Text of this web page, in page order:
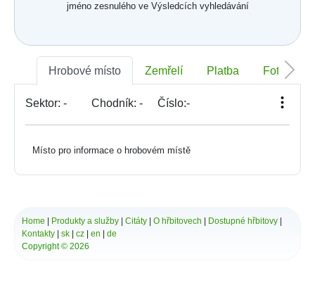
jméno zesnulého ve Výsledcích vyhledávání
Hrobové místo Zemřelí Platba Foto
Sektor: - Chodník: - Číslo:-
Místo pro informace o hrobovém místě
Home Produkty a služby Citáty O hřbitovech Dostupné hřbitovy
Kontakty
sk cz en
de
Copyright © 2026